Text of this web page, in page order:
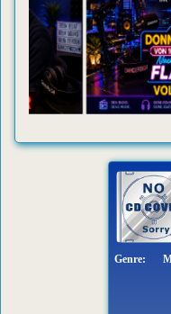
- Mambo Saletino Jack
Genre: